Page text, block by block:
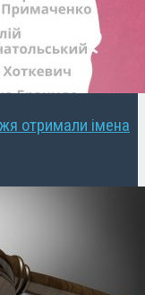
отримали імена